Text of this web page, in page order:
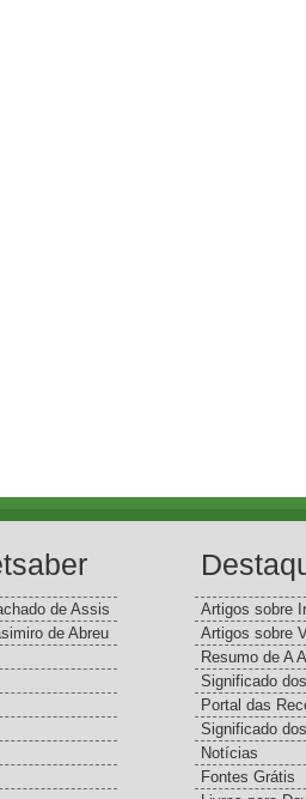
de Assis
de Abreu
Artigos sobre
Artigos sobre
Resumo de A
Significado
Portal das
Significado
Notícias
Fontes Grátis